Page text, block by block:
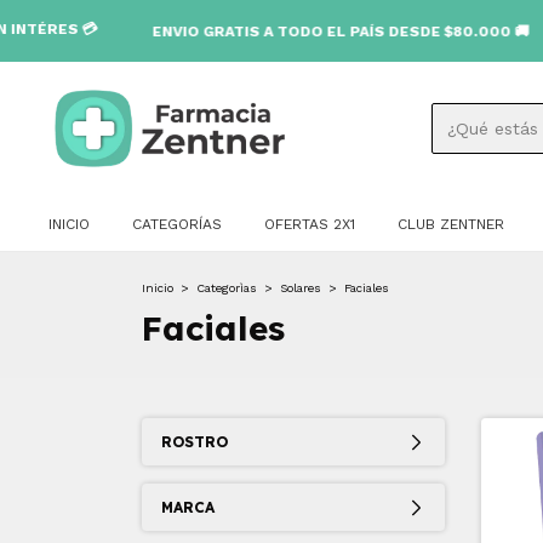
GRATIS A TODO EL PAÍS DESDE $80.000 🚚
INICIO CATEGORÍAS OFERTAS 2X1 CLUB ZENTNER
Inicio > Categorìas > Solares > Faciales
Faciales
ROSTRO
MARCA